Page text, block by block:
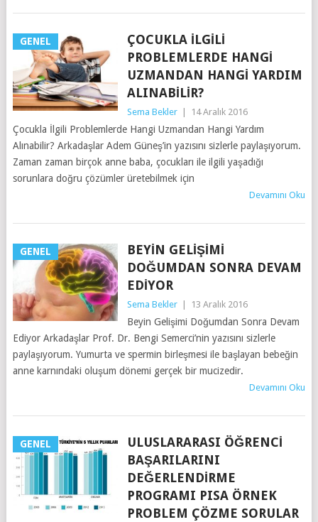
GENEL
ÇOCUKLA İLGILI
PROBLEMLERDE HANGI
UZMANDAN HANGI YARDIM
ALINABILIR?
Sema Bekler 14 Aralık 2016
Çocukla İlgili Problemlerde Hangi Uzmandan Hangi Yardım
Alınabilir? Arkadaşlar Adem Güneş’in yazısını sizlerle paylaşıyorum.
Zaman zaman birçok anne baba, çocukları ile ilgili yaşadığı
sorunlara doğru çözümler üretebilmek için
Devamını Oku
GENEL
BEYIN GELIŞIMI
DOĞUMDAN SONRA DEVAM
EDIYOR
Sema Bekler 13 Aralık 2016
Beyin Gelişimi Doğumdan Sonra Devam
Ediyor Arkadaşlar Prof. Dr. Bengi Semerci’nin yazısını sizlerle
paylaşıyorum. Yumurta ve spermin birleşmesi ile başlayan bebeğin
anne karnındaki oluşum dönemi gerçek bir mucizedir.
Devamını Oku
GENEL
ULUSLARARASI ÖĞRENCI
BAŞARILARINI
DEĞERLENDIRME
PROGRAMI PISA ÖRNEK
PROBLEM ÇÖZME SORULAR